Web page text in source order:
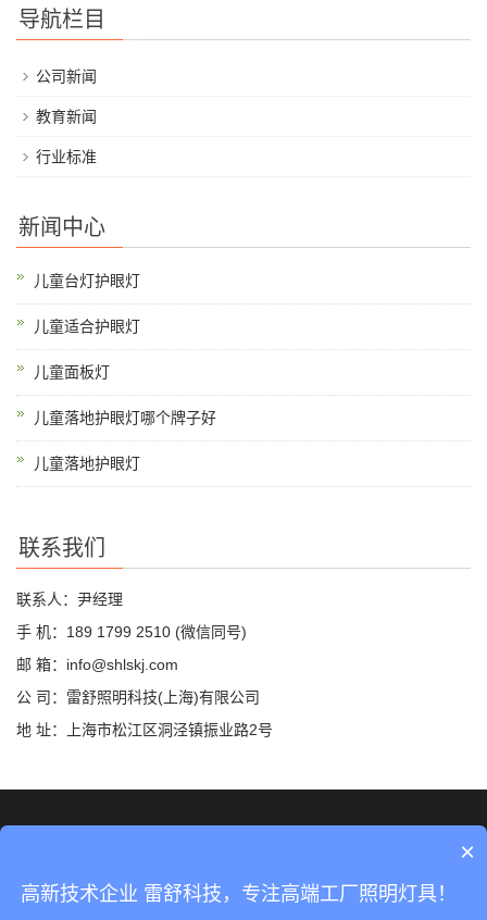
导航栏目
公司新闻
教育新闻
行业标准
新闻中心
儿童台灯护眼灯
儿童适合护眼灯
儿童面板灯
儿童落地护眼灯哪个牌子好
儿童落地护眼灯
联系我们
联系人：尹经理
手 机：189 1799 2510 (微信同号)
邮 箱：info@shlskj.com
公 司：雷舒照明科技(上海)有限公司
地 址：上海市松江区洞泾镇振业路2号
×
高新技术企业 雷舒科技，专注高端工厂照明灯具！